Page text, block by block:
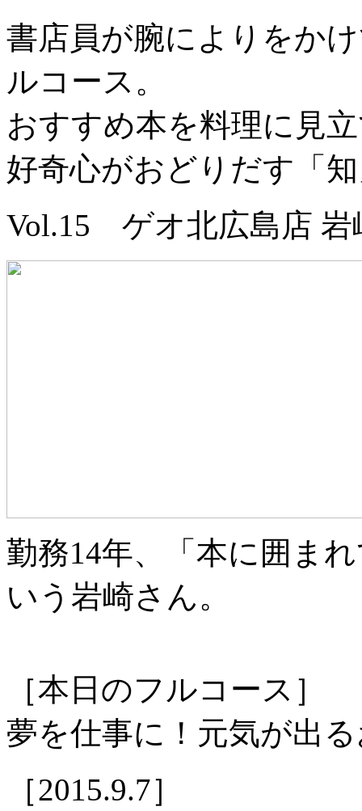
書店員が腕によりをか
ルコース。
おすすめ本を料理に見
好奇心がおどりだす「
Vol.15 ゲオ北広島店 岩
勤務14年、「本に囲ま
いう岩崎さん。
［本日のフルコース］
夢を仕事に！元気が出
［2015.9.7］